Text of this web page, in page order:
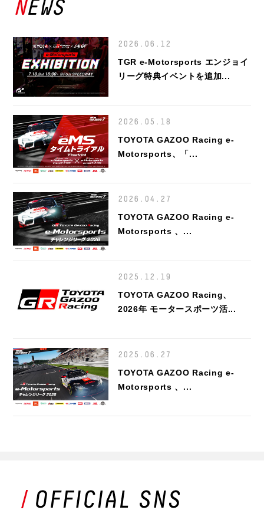
NEWS
2026.06.12
TGR e-Motorsports エンジョイ
リーグ特典イベントを追加...
2026.05.18
TOYOTA GAZOO Racing e-
Motorsports、「...
2026.04.27
TOYOTA GAZOO Racing e-
Motorsports 、...
2025.12.19
TOYOTA GAZOO Racing、
2026年 モータースポーツ活...
2025.06.27
TOYOTA GAZOO Racing e-
Motorsports 、...